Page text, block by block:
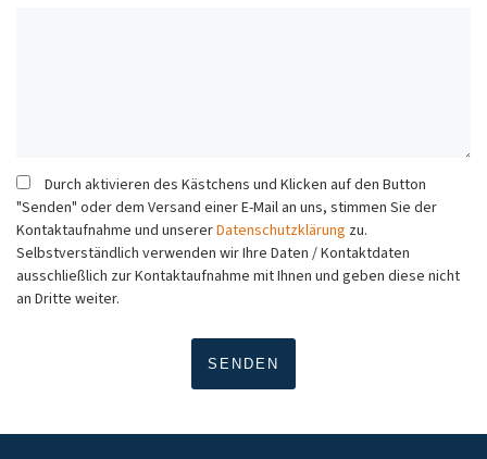
Durch aktivieren des Kästchens und Klicken auf den Button
"Senden" oder dem Versand einer E-Mail an uns, stimmen Sie der
Kontaktaufnahme und unsererDatenschutzklärung zu.
Selbstverständlich verwenden wir Ihre Daten / Kontaktdaten
ausschließlich zur Kontaktaufnahme mit Ihnen und geben diese nicht
an Dritte weiter.